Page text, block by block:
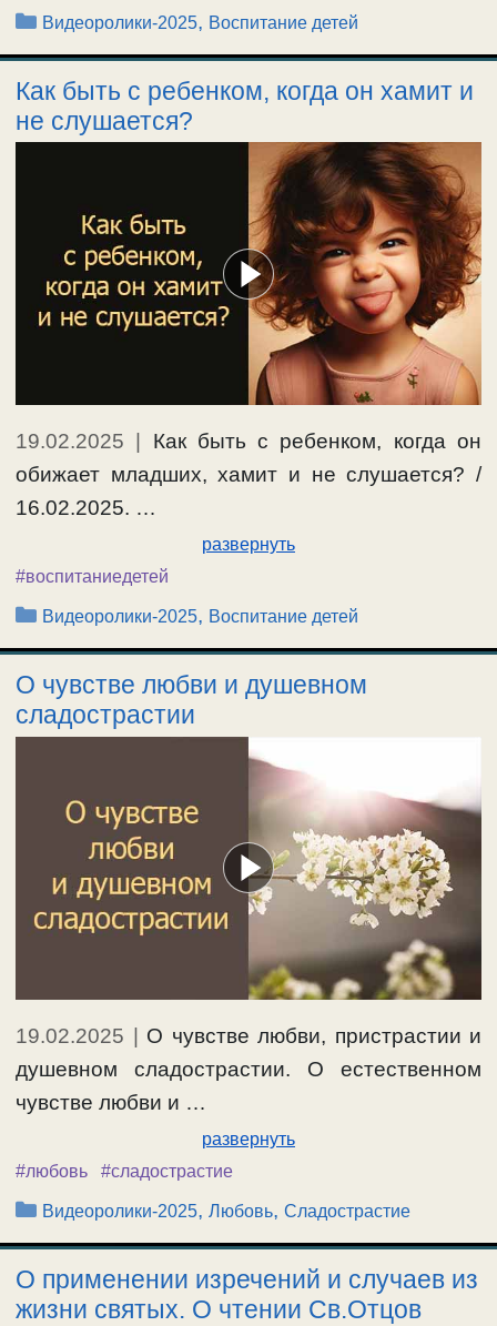
Рубрики
Видеоролики-2025, Воспитание детей
Как быть с ребенком, когда он хамит и
не слушается?
19.02.2025
Как быть с ребенком, когда он
обижает младших, хамит и не слушается? /
16.02.2025. …
развернуть
#воспитаниедетей
Рубрики
Видеоролики-2025, Воспитание детей
О чувстве любви и душевном
сладострастии
19.02.2025
О чувстве любви, пристрастии и
душевном сладострастии. О естественном
чувстве любви и …
развернуть
#любовь
#сладострастие
Рубрики
Видеоролики-2025,Любовь,Сладострастие
О применении изречений и случаев из
жизни святых. О чтении Св.Отцов